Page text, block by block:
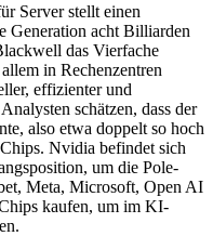
Server stellt einen
Generation acht Billiarden
das Vierfache
in Rechenzentren
effizienter und
schätzen, dass der
also etwa doppelt so hoch
Nvidia befindet sich
um die Pole-
Meta, Microsoft, Open AI
kaufen, um im KI-